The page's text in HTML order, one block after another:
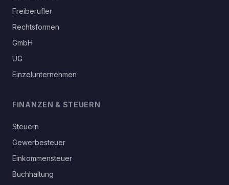
Freiberufler
Rechtsformen
GmbH
UG
Einzelunternehmen
FINANZEN & STEUERN
Steuern
Gewerbesteuer
Einkommensteuer
Buchhaltung